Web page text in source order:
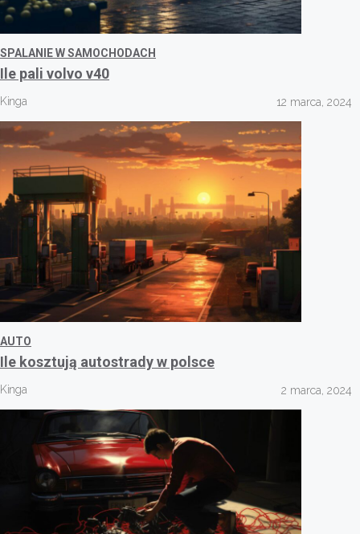
SPALANIE W SAMOCHODACH
Ile pali volvo v40
Kinga 12 marca, 2024
AUTO
Ile kosztują autostrady w polsce
Kinga 2 marca, 2024